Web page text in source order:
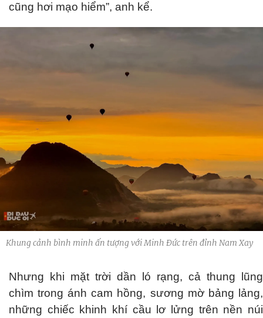
cũng hơi mạo hiểm”, anh kể.
Khung cảnh bình minh ấn tượng với Minh Đức trên đỉnh Nam Xay
Nhưng khi mặt trời dần ló rạng, cả thung lũng
chìm trong ánh cam hồng, sương mờ bảng lảng,
những chiếc khinh khí cầu lơ lửng trên nền núi